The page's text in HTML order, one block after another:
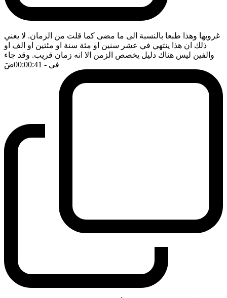
غروبها وهذا طبعا بالنسبة الى ما مضى كما قلت من الزمان. لا يعني
ذلك ان هذا ينتهي في عشر سنين او مئة سنة او مئتين او الف او
والفين ليس هناك دليل يخصص الزمن الا انه زمان قريب. وقد جاء
في - 00:00:41 ضَ